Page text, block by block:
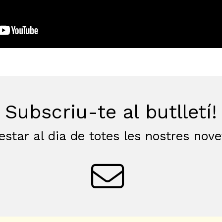
Subscriu-te al butlletí!
al dia de totes les nostres